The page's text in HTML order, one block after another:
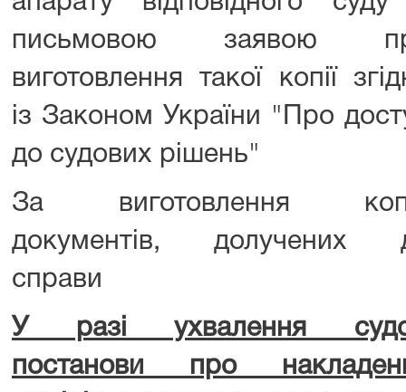
письмовою заявою
виготовлення такої копії
із Законом України "Про
до судових рішень"
За виготовлення
документів, долучених
справи
У разі ухвалення
постанови про